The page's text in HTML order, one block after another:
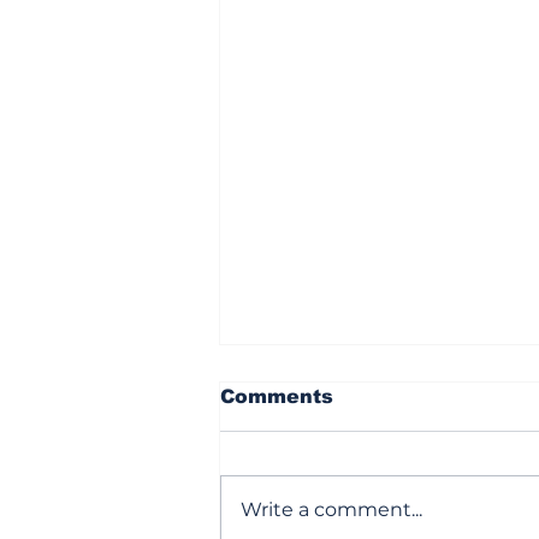
Comments
Write a comment...